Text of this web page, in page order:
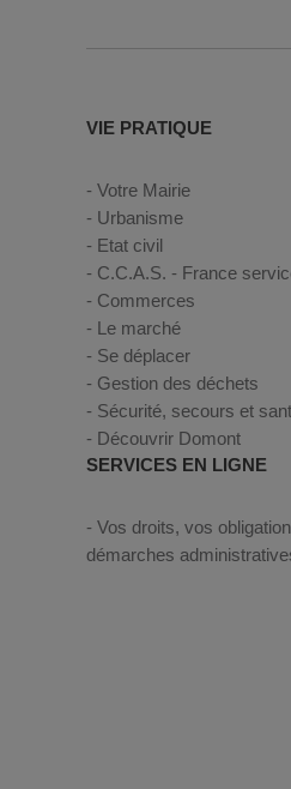
VIE PRATIQUE
Votre Mairie
Urbanisme
Etat civil
C.C.A.S. - France
Commerces
Le marché
Se déplacer
Gestion des déchets
Sécurité, secours et
Découvrir Domont
SERVICES EN LIGNE
Vos droits, vos
démarches